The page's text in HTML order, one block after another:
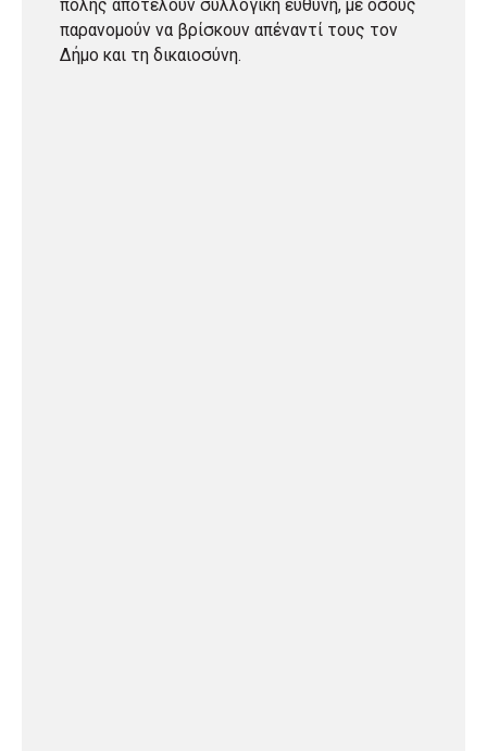
πόλης αποτελούν συλλογική ευθύνη, με όσους
παρανομούν να βρίσκουν απέναντί τους τον
Δήμο και τη δικαιοσύνη.